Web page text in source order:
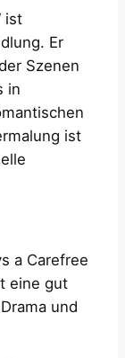
ist
Er
Szenen
in
ist
a Carefree
eine gut
und